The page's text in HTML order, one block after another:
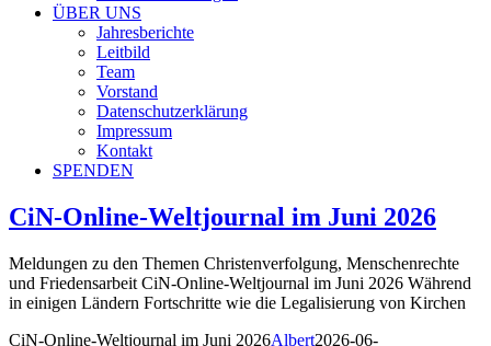
ÜBER UNS
Jahresberichte
Leitbild
Team
Vorstand
Datenschutzerklärung
Impressum
Kontakt
SPENDEN
CiN-Online-Weltjournal im Juni 2026
Meldungen zu den Themen Christenverfolgung, Menschenrechte
und Friedensarbeit CiN-Online-Weltjournal im Juni 2026 Während
in einigen Ländern Fortschritte wie die Legalisierung von Kirchen
CiN-Online-Weltjournal im Juni 2026Albert2026-06-